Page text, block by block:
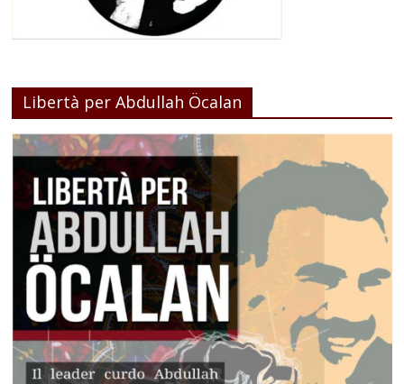
Libertà per Abdullah Öcalan